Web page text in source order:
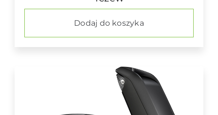
Dodaj do koszyka